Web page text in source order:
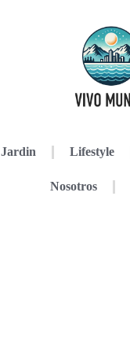
Jardin Lifestyle
Nosotros